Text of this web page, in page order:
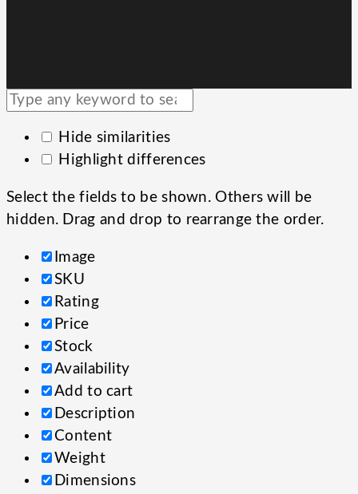
Hide similarities
Highlight differences
Select the fields to be shown. Others will be
hidden. Drag and drop to rearrange the order.
Image
SKU
Rating
Price
Stock
Availability
Add to cart
Description
Content
Weight
Dimensions